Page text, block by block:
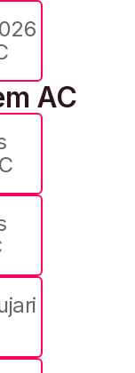
AC